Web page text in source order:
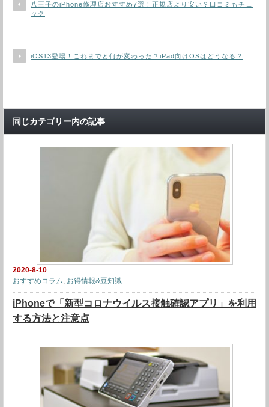
八王子のiPhone修理店おすすめ7選！正規店より安い？口コミもチェ
ック
iOS13登場！これまでと何が変わった？iPad向けOSはどうなる？
同じカテゴリー内の記事
2020-8-10
おすすめコラム お得情報&豆知識
iPhoneで「新型コロナウイルス接触確認アプリ」を利用
する方法と注意点